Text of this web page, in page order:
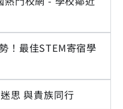
！最佳STEM寄宿學
思 與貴族同行